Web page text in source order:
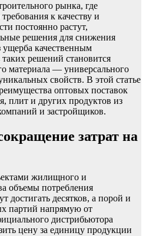
рынка, где
к качеству и
постоянно растут,
решения для снижения
ущерба качественным
решений становится
материала — универсального
свойств. В этой статье
оптовых поставок
плит и других продуктов из
и застройщиков.
затрат на
жилищного и
объемы потребления
достигать десятков, а порой и
партий напрямую от
дистрибьютора
цену за единицу продукции